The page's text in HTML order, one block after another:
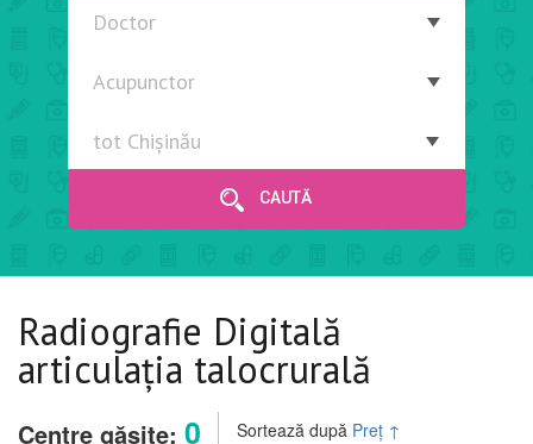
CAUTĂ
Radiografie Digitală
articulația talocrurală
Centre găsite: 0 Sortează după Preț ↑